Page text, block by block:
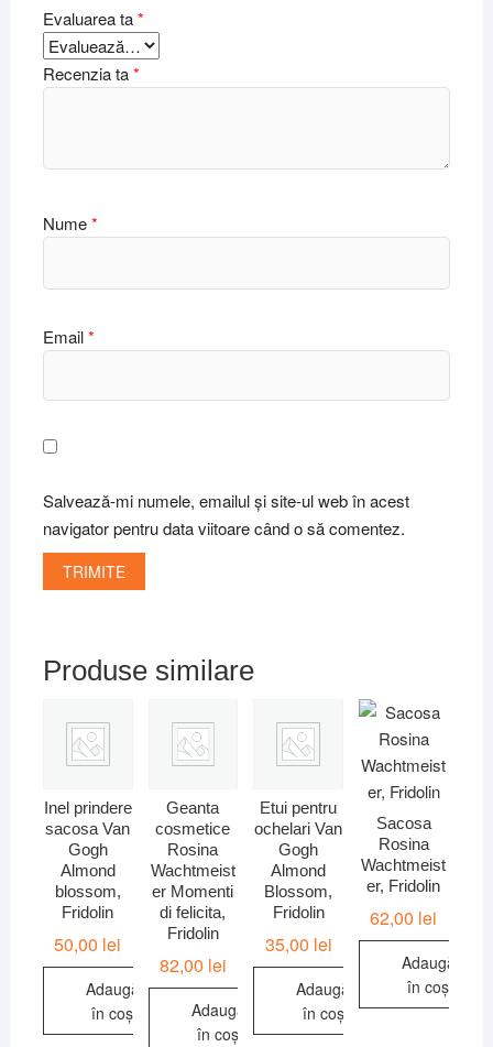
Evaluarea ta*
Recenzia ta*
Nume*
Email*
Salvează-mi numele, emailul și site-ul web în acest
navigator pentru data viitoare când o să comentez.
Produse similare
Inel prindere
sacosa Van
Gogh
Almond
blossom,
Fridolin
50,00 lei
Adaugă
în coș
Geanta
cosmetice
Rosina
Wachtmeist
er Momenti
di felicita,
Fridolin
82,00 lei
Adaugă
în coș
Etui pentru
ochelari Van
Gogh
Almond
Blossom,
Fridolin
35,00 lei
Adaugă
în coș
Sacosa
Rosina
Wachtmeist
er, Fridolin
62,00 lei
Adaugă
în coș